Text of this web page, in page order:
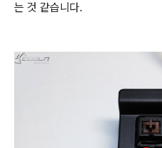
는 것 같습니다.